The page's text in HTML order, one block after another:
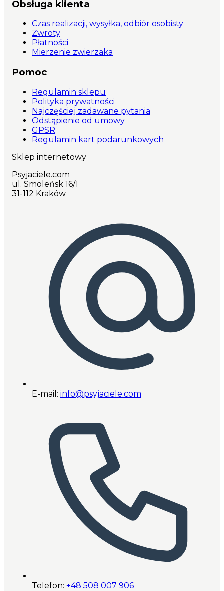
Obsługa klienta
Czas realizacji, wysyłka, odbiór osobisty
Zwroty
Płatności
Mierzenie zwierzaka
Pomoc
Regulamin sklepu
Polityka prywatności
Najczęściej zadawane pytania
Odstąpienie od umowy
GPSR
Regulamin kart podarunkowych
Sklep internetowy
Psyjaciele.com
ul. Smoleńsk 16/1
31-112 Kraków
E-mail: info@psyjaciele.com
Telefon: +48 508 007 906